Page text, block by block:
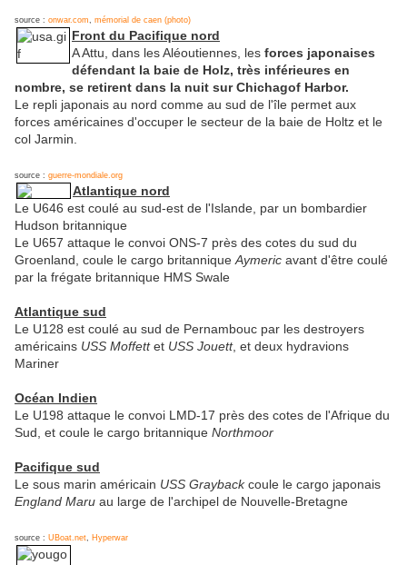
source : onwar.com mémorial de caen (photo)
Front du Pacifique nord
A Attu, dans les Aléoutiennes, les forces japonaises
défendant la baie de Holz, très inférieures en
nombre, se retirent dans la nuit sur Chichagof Harbor.
Le repli japonais au nord comme au sud de l'île permet aux
forces américaines d'occuper le secteur de la baie de Holtz et le
col Jarmin.
source : guerre-mondiale.org
Atlantique nord
Le U646 est coulé au sud-est de l'Islande, par un bombardier
Hudson britannique
Le U657 attaque le convoi ONS-7 près des cotes du sud du
Groenland, coule le cargo britannique Aymeric avant d'être coulé
par la frégate britannique HMS Swale
Atlantique sud
Le U128 est coulé au sud de Pernambouc par les destroyers
américains USS Moffettet USS Jouett, et deux hydravions
Mariner
Océan Indien
Le U198 attaque le convoi LMD-17 près des cotes de l'Afrique du
Sud, et coule le cargo britannique Northmoor
Pacifique sud
Le sous marin américain USS Graybackcoule le cargo japonais
England Maru au large de l'archipel de Nouvelle-Bretagne
source : UBoat.net Hyperwar